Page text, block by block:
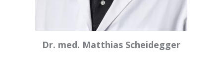
Dr. med. Matthias Scheidegger